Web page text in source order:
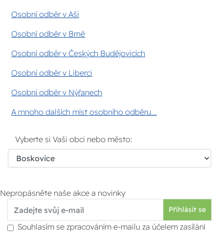
Osobní odběr v Aši
Osobní odběr v Brně
Osobní odběr v Českých Budějovicích
Osobní odběr v Liberci
Osobní odběr v Nýřanech
A mnoho dalších míst osobního odběru...
Vyberte si Vaši obci nebo město:
Nepropásněte naše akce a novinky
Přihlásit se
Souhlasím se zpracováním e-mailu za účelem zasílání